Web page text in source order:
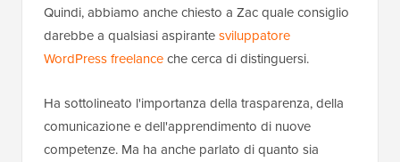
Quindi, abbiamo anche chiesto a Zac quale consiglio
darebbe a qualsiasi aspirantesviluppatore
WordPress freelanceche cerca di distinguersi.
Ha sottolineato l'importanza della trasparenza, della
comunicazione e dell'apprendimento di nuove
competenze. Ma ha anche parlato di quanto sia